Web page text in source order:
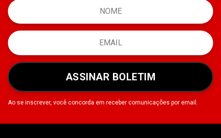
ASSINAR BOLETIM
Ao se inscrever, você concorda em receber comunicações por email.